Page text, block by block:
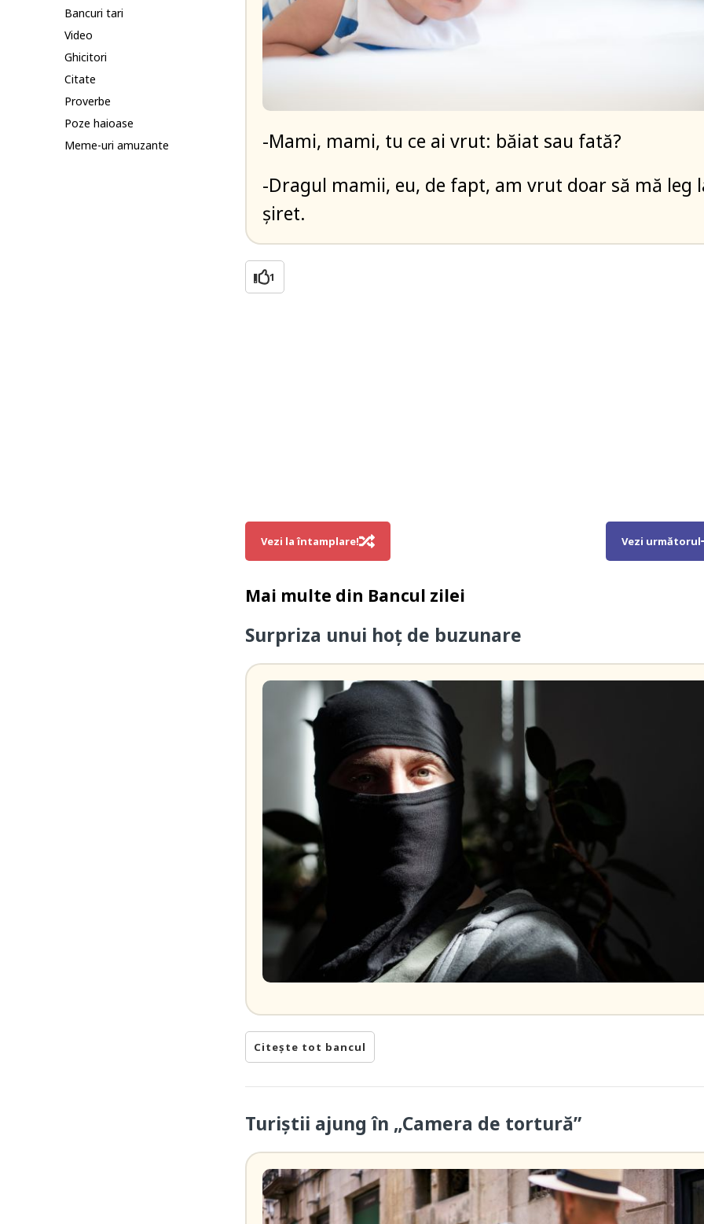
Bancuri tari
Video
Ghicitori
Citate
Proverbe
Poze haioase
Meme-uri amuzante
-Mami, mami, tu ce ai vrut: băiat sau fată?
-Dragul mamii, eu, de fapt, am vrut doar să mă leg
șiret.
1
Vezi la întamplare! Vezi următorul
Mai multe din Bancul zilei
Surpriza unui hoţ de buzunare
Citește tot bancul
Turiștii ajung în „Camera de tortură”